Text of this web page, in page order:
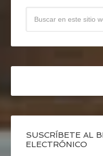
SUSCRÍBETE AL
ELECTRÓNICO